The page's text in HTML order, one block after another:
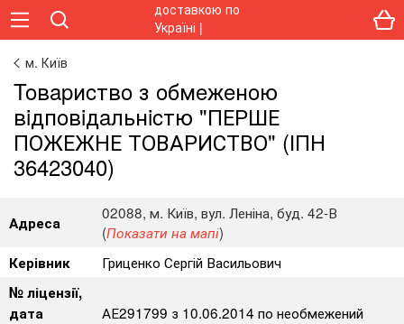
м. Київ
Toвapиcтвo з oбмeжeнoю
вiдпoвiдaльнicтю "ПЕРШЕ
ПОЖЕЖНЕ ТОВАРИСТВО" (ІПН
36423040)
Адреса
02088, м. Київ, вул. Леніна, буд. 42-В
(Показати на мапі)
Керівник
Гриценко Сергій Васильович
№ ліцензії,
дата
АЕ291799 з 10.06.2014 по необмежений